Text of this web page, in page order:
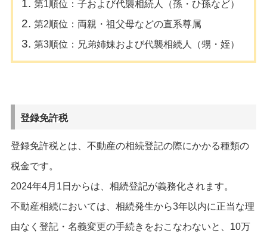
第1順位：子および代襲相続人（孫・ひ孫など）
第2順位：両親・祖父母などの直系尊属
第3順位：兄弟姉妹および代襲相続人（甥・姪）
登録免許税
登録免許税とは、不動産の相続登記の際にかかる種類の
税金です。
2024年4月1日からは、相続登記が義務化されます。
不動産相続においては、相続発生から3年以内に正当な理
由なく登記・名義変更の手続きをおこなわないと、10万